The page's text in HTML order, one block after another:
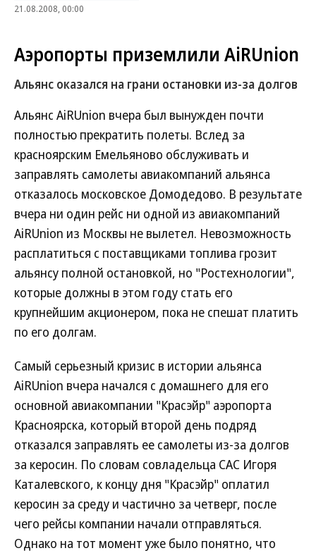
21.08.2008, 00:00
Аэропорты приземлили AiRUnion
Альянс оказался на грани остановки из-за долгов
Альянс AiRUnion вчера был вынужден почти
полностью прекратить полеты. Вслед за
красноярским Емельяново обслуживать и
заправлять самолеты авиакомпаний альянса
отказалось московское Домодедово. В результате
вчера ни один рейс ни одной из авиакомпаний
AiRUnion из Москвы не вылетел. Невозможность
расплатиться с поставщиками топлива грозит
альянсу полной остановкой, но "Ростехнологии",
которые должны в этом году стать его
крупнейшим акционером, пока не спешат платить
по его долгам.
Самый серьезный кризис в истории альянса
AiRUnion вчера начался с домашнего для его
основной авиакомпании "Красэйр" аэропорта
Красноярска, который второй день подряд
отказался заправлять ее самолеты из-за долгов
за керосин. По словам совладельца САС Игоря
Каталевского, к концу дня "Красэйр" оплатил
керосин за среду и частично за четверг, после
чего рейсы компании начали отправляться.
Однако на тот момент уже было понятно, что